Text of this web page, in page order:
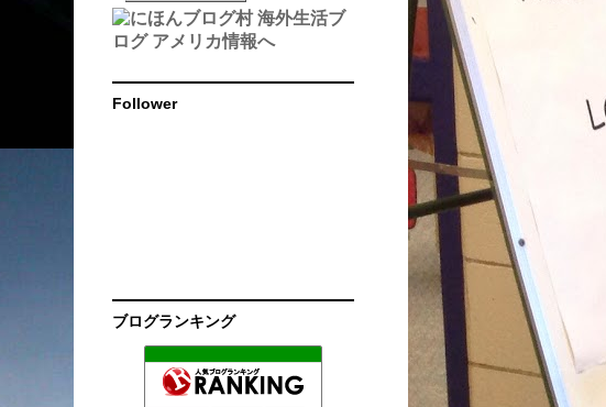
Follower
ブログランキング
135位 Mikaのブログ / チワワXXとLAのこと
136位 シリコンバレーロックダウン後日記